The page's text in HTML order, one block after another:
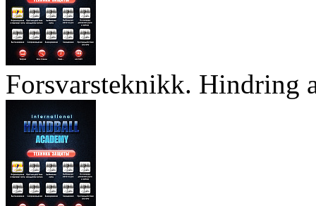
Forsvarsteknikk. Hindring